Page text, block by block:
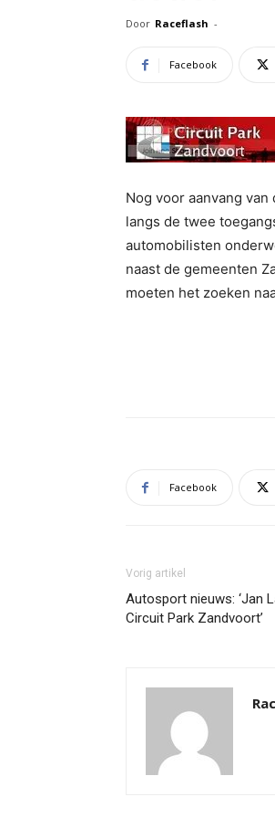
Door Raceflash -
Facebook
Nog voor aanvang
langs de twee
automobilisten
naast de gemeenten
moeten het zoeken
Facebook
Vorig artikel
Autosport nieuws: ‘Jan
Circuit Park Zandvoort’